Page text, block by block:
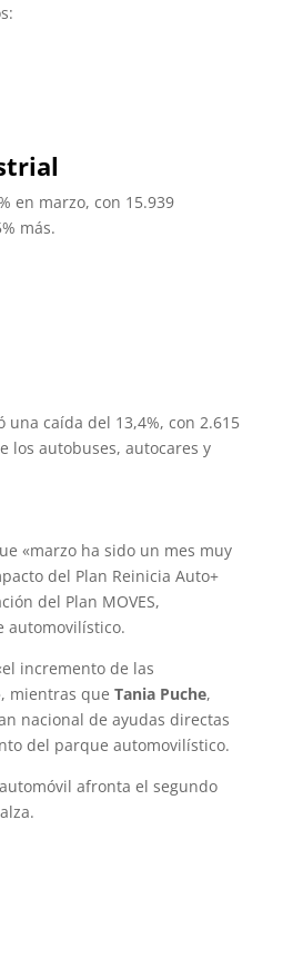
en marzo, con 15.939
más.
caída del 13,4%, con 2.615
los autobuses, autocares y
«marzo ha sido un mes muy
del Plan Reinicia Auto+
del Plan MOVES,
automovilístico.
incremento de las
mientras que Tania Puche,
nacional de ayudas directas
del parque automovilístico.
afronta el segundo